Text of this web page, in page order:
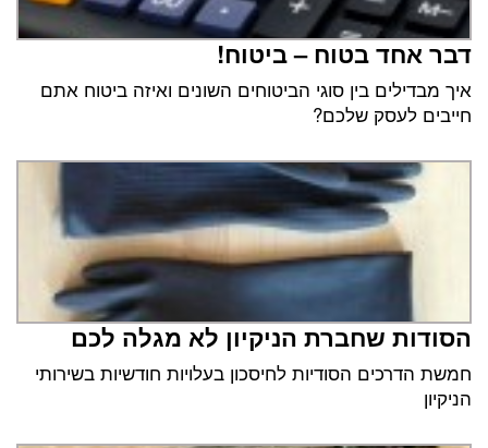
דבר אחד בטוח – ביטוח!
איך מבדילים בין סוגי הביטוחים השונים ואיזה ביטוח אתם
חייבים לעסק שלכם?
הסודות שחברת הניקיון לא מגלה לכם
חמשת הדרכים הסודיות לחיסכון בעלויות חודשיות בשירותי
הניקיון